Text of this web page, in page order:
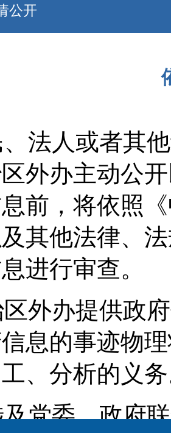
公开
法人或者其
外办主动公
前，将依照
其他法律、
进行审查。
区外办提供政
息的事迹物
、分析的义
党委、政府